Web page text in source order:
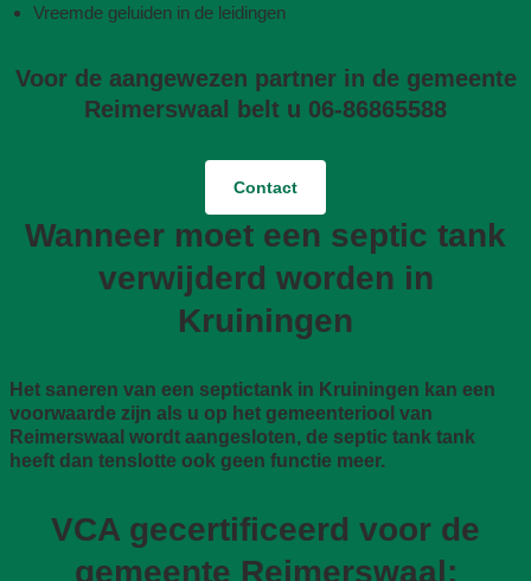
Vreemde geluiden in de leidingen
Voor de aangewezen partner in de gemeente
Reimerswaal belt u 06-86865588
Contact
Wanneer moet een septic tank
verwijderd worden in
Kruiningen
Het saneren van een septictank in Kruiningen kan een
voorwaarde zijn als u op het gemeenteriool van
Reimerswaal wordt aangesloten, de septic tank tank
heeft dan tenslotte ook geen functie meer.
VCA gecertificeerd voor de
gemeente Reimerswaal: